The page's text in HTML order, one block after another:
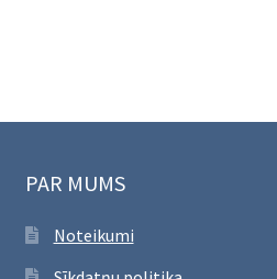
PAR MUMS
Noteikumi